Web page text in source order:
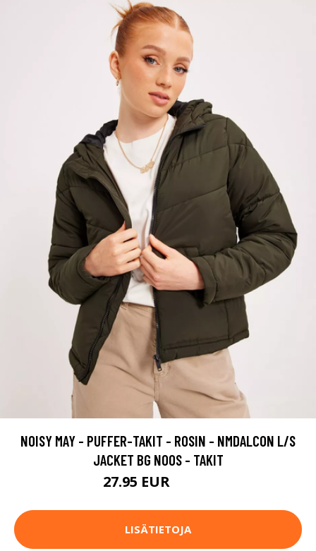
NOISY MAY - PUFFER-TAKIT - ROSIN - NMDALCON L/S
JACKET BG NOOS - TAKIT
27.95 EUR
LISÄTIETOJA